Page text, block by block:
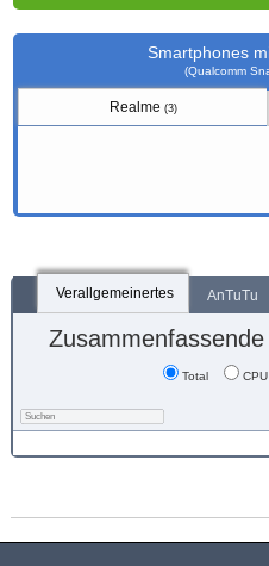
Smartphones
(Qualcomm
Realme (3)
Verallgemeinertes AnTuTu
Total CPU